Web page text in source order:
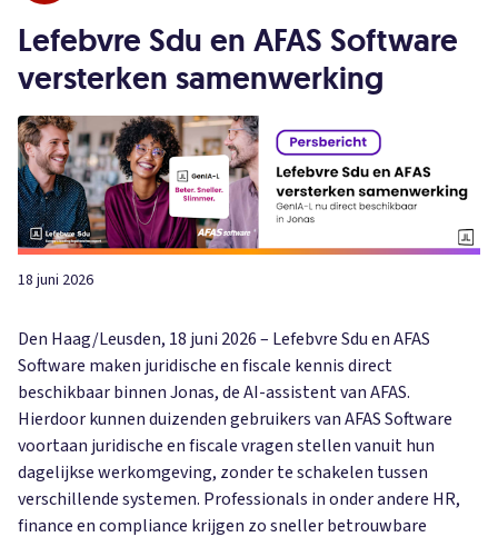
Lefebvre Sdu en AFAS Software
versterken samenwerking
18 juni 2026
Den Haag/Leusden, 18 juni 2026 – Lefebvre Sdu en AFAS
Software maken juridische en fiscale kennis direct
beschikbaar binnen Jonas, de AI-assistent van AFAS.
Hierdoor kunnen duizenden gebruikers van AFAS Software
voortaan juridische en fiscale vragen stellen vanuit hun
dagelijkse werkomgeving, zonder te schakelen tussen
verschillende systemen. Professionals in onder andere HR,
finance en compliance krijgen zo sneller betrouwbare